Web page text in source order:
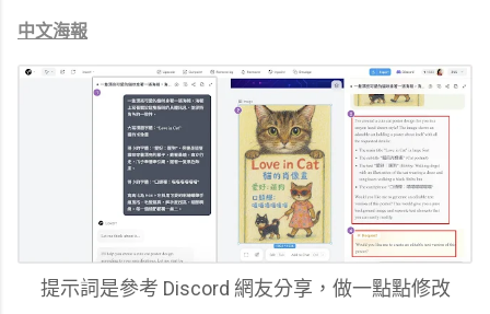
中文海報
提示詞是參考 Discord 網友分享，做一點點修改